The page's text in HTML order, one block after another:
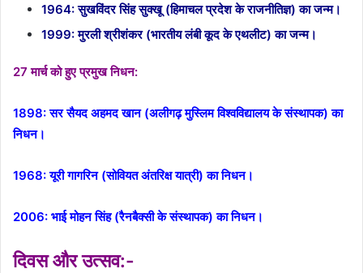
1964: सुखविंदर सिंह सुक्खू (हिमाचल प्रदेश के राजनीतिज्ञ) का जन्म।
1999: मुरली श्रीशंकर (भारतीय लंबी कूद के एथलीट) का जन्म।
27 मार्च को हुए प्रमुख निधन:
1898: सर सैयद अहमद खान (अलीगढ़ मुस्लिम विश्वविद्यालय के संस्थापक) का
निधन।
1968: यूरी गागरिन (सोवियत अंतरिक्ष यात्री) का निधन।
2006: भाई मोहन सिंह (रैनबैक्सी के संस्थापक) का निधन।
दिवस और उत्सव:-